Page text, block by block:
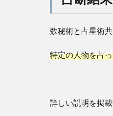
数秘術と占星術
特定の人物を占
詳しい説明を掲